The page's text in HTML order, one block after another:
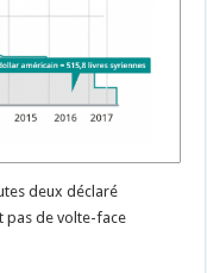
deux déclaré
pas de volte-face